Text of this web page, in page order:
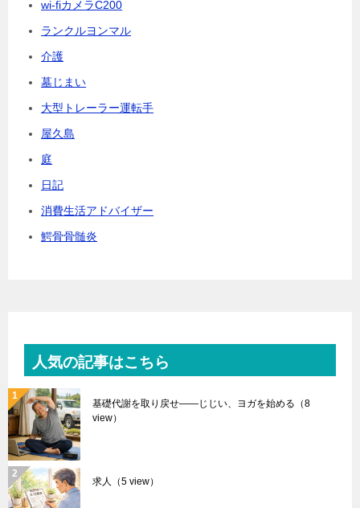
wi-fiカメラC200
ランクルヨンマル
介護
墓じまい
大型トレーラー運転手
屋久島
庭
日記
消費生活アドバイザー
鰐骨骨髄炎
人気の記事はこちら
基礎代謝を取り戻せ――じじい、ヨガを始める （8
view）
求人 （5 view）